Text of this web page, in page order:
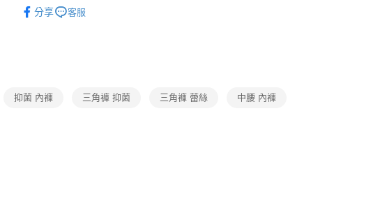
宅配
分享 客服
抑菌 內褲 三角褲 抑菌 三角褲 蕾絲 中腰 內褲